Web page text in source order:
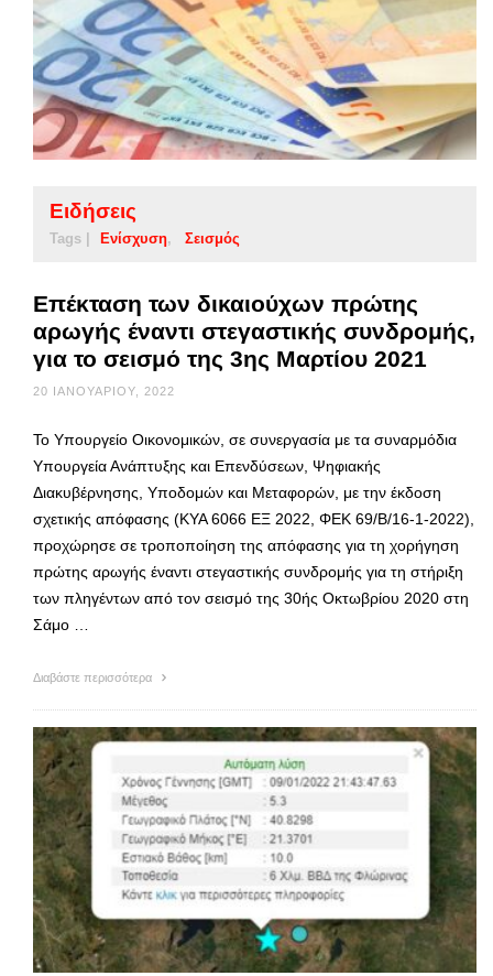
Ειδήσεις
Tags | Ενίσχυση Σεισμός
Επέκταση των δικαιούχων πρώτης
αρωγής έναντι στεγαστικής συνδρομής,
για το σεισμό της 3ης Μαρτίου 2021
20 ΙΑΝΟΥΑΡΊΟΥ, 2022
Το Υπουργείο Οικονομικών, σε συνεργασία με τα συναρμόδια
Υπουργεία Ανάπτυξης και Επενδύσεων, Ψηφιακής
Διακυβέρνησης, Υποδομών και Μεταφορών, με την έκδοση
σχετικής απόφασης (ΚΥΑ 6066 ΕΞ 2022, ΦΕΚ 69/Β/16-1-2022),
προχώρησε σε τροποποίηση της απόφασης για τη χορήγηση
πρώτης αρωγής έναντι στεγαστικής συνδρομής για τη στήριξη
των πληγέντων από τον σεισμό της 30ής Οκτωβρίου 2020 στη
Σάμο …
Διαβάστε περισσότερα